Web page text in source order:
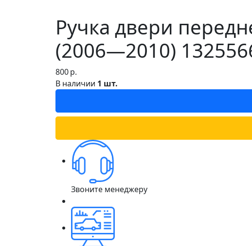
Ручка двери
(2006—2010)
800р.
В наличии 1 шт.
Звоните менеджеру